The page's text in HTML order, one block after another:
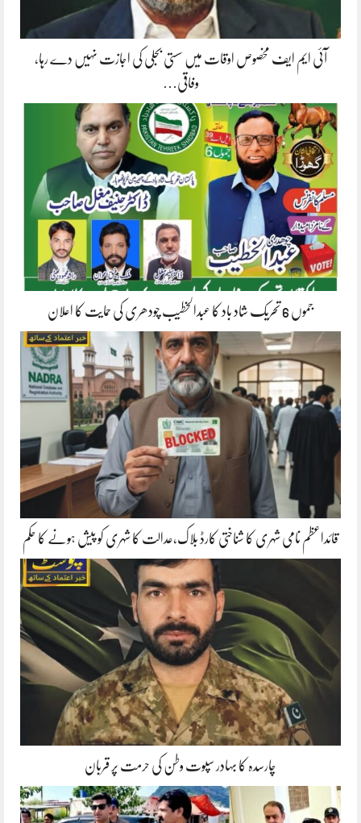
آئی ایم ایف مخصوص اوقات میں سستی بجلی کی اجازت نہیں دے رہا،
وفاقی…
جموں 6 تحریک شاد باد کا عبدالخطیب چودھری کی حمایت کا اعلان
قائداعظم نامی شہری کا شناختی کارڈ بلاک،عدالت کا شہری کو پیش ہونے کا حکم
چارسدہ کا بہادر سپوت وطن کی حرمت پر قربان